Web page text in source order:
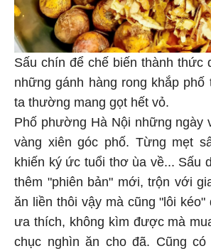
Sấu chín để chế biến thành thức
những gánh hàng rong khắp
ta thường mang gọt hết vỏ.
Phố phường Hà Nội những ngày
vàng xiên góc phố. Từng mẹt
khiến ký ức tuổi thơ ùa về... Sấu
thêm "phiên bản" mới, trộn với
ăn liền thôi vậy mà cũng "lôi
ưa thích, không kìm được mà
chục nghìn ăn cho đã. Cũng